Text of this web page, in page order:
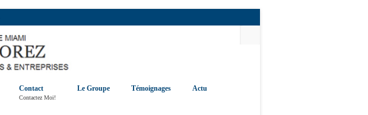
Contact
Contactez Moi!
Le Groupe Témoignages Actu